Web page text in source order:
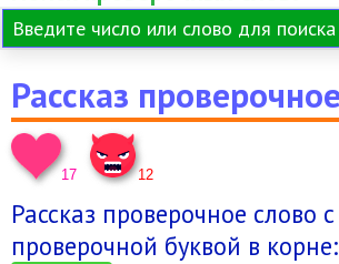
Рассказ
17 12
Рассказ проверочное слово с
проверочной буквой в корне:
Завтра с
Ау тут кто
нибудь... Ну и ну